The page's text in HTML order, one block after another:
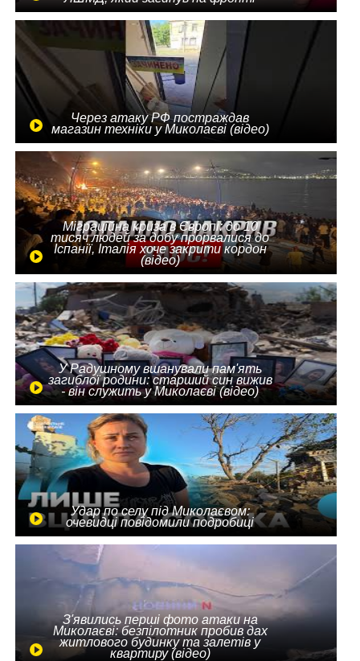
Через атаку РФ постраждав
магазин техніки у Миколаєві (відео)
Міграційна криза в Європі: до 10
тисяч людей за добу прорвалися до
Іспанії, Італія хоче закрити кордон
(відео)
У Радушному вшанували пам'ять
загиблої родини: старший син вижив
- він служить у Миколаєві (відео)
Удар по селу під Миколаєвом:
очевидці повідомили подробиці
З'явились перші фото атаки на
Миколаєві: безпілотник пробив дах
житлового будинку та залетів у
квартиру (відео)